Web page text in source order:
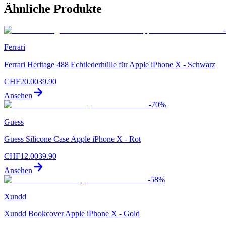
Ähnliche Produkte
-
Ferrari
Ferrari Heritage 488 Echtlederhülle für Apple iPhone X - Schwarz
CHF20.0039.90
Ansehen
-70%
Guess
Guess Silicone Case Apple iPhone X - Rot
CHF12.0039.90
Ansehen
-58%
Xundd
Xundd Bookcover Apple iPhone X - Gold